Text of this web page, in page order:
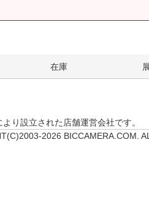
在庫
り設立された店舗運営会社です。
2026 BICCAMERA.COM.